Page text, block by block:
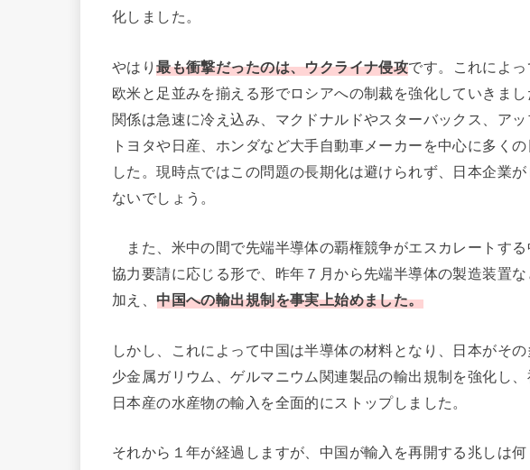
化しました。
やはり最も衝撃だったのは、ウクライナ侵攻です。これによっ
欧米と足並みを揃える形でロシアへの制裁を強化していきま
関係は急速に冷え込み、マクドナルドやスターバックス、アッ
トヨタや日産、ホンダなど大手自動車メーカーを中心に多く
した。現時点ではこの問題の長期化は避けられず、日本企業
ないでしょう。
また、米中の間で先端半導体の覇権競争がエスカレートす
協力要請に応じる形で、昨年７月から先端半導体の製造装置
加え、 中国への輸出規制を事実上始めました。
しかし、これによって中国は半導体の材料となり、日本がそ
少金属ガリウム、ゲルマニウム関連製品の輸出規制を強化し
日本産の水産物の輸入を全面的にストップしました。
それから１年が経過しますが、中国が輸入を再開する兆しは